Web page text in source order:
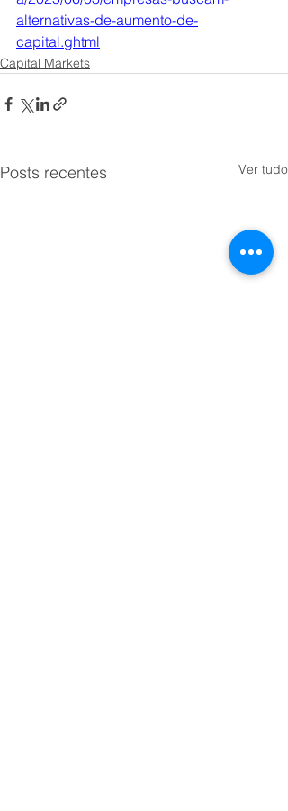
alternativas-de-aumento-de-
capital.ghtml
Capital Markets
Posts recentes Ver tudo